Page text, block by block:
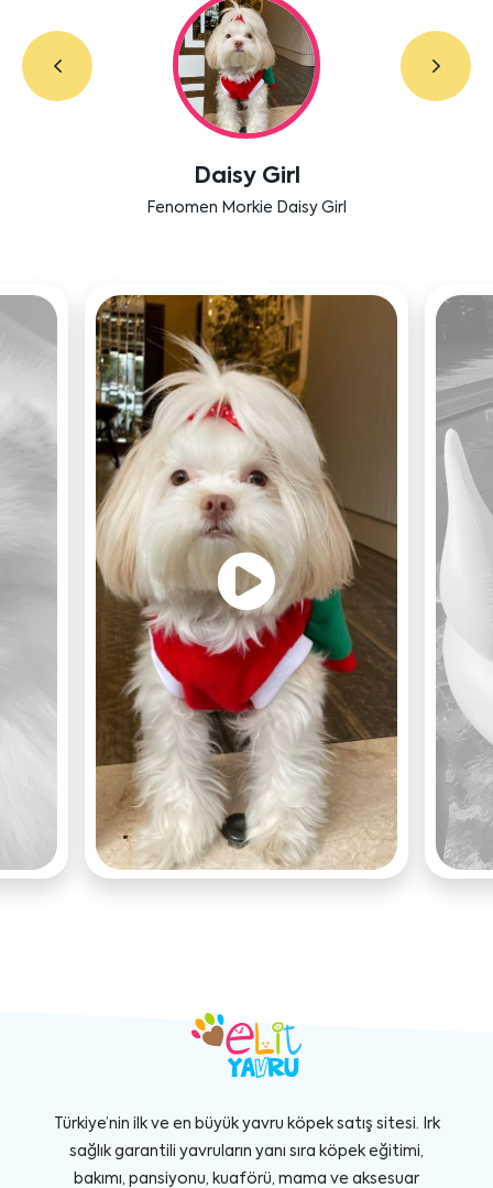
Labradoodle Bruno
Bensu Soral'ın dostu Bruno
Türkiye’nin ilk ve en büyük yavru köpek satış sitesi. Irk
sağlık garantili yavruların yanı sıra köpek eğitimi,
bakımı, pansiyonu, kuaförü, mama ve aksesuar